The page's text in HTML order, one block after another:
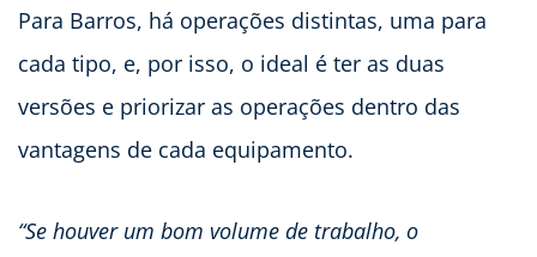
Para Barros, há operações distintas, uma para
cada tipo, e, por isso, o ideal é ter as duas
versões e priorizar as operações dentro das
vantagens de cada equipamento.
“Se houver um bom volume de trabalho, o